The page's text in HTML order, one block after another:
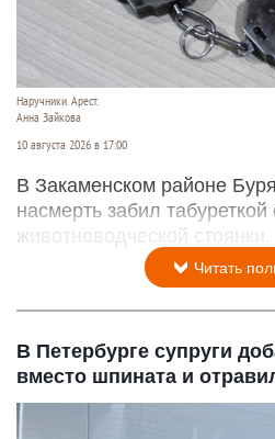
Наручники. Арест.
Анна Зайкова
10 августа 2026 в 17:00
В Закаменском районе
насмерть забил табуреткой
животноводческой стоянки.
Читать
В Петербурге супруги
вместо шпината и